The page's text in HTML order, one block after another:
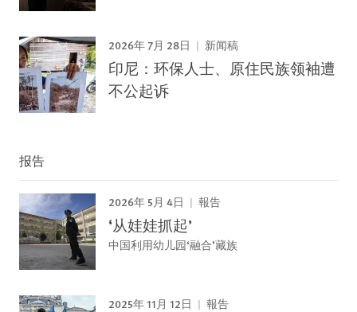
2026年 7月 28日 新闻稿
印尼：环保人士、原住民族领袖遭
不公起诉
报告
2026年 5月 4日 報告
‘从娃娃抓起’
中国利用幼儿园‘融合’藏族
2025年 11月 12日 報告